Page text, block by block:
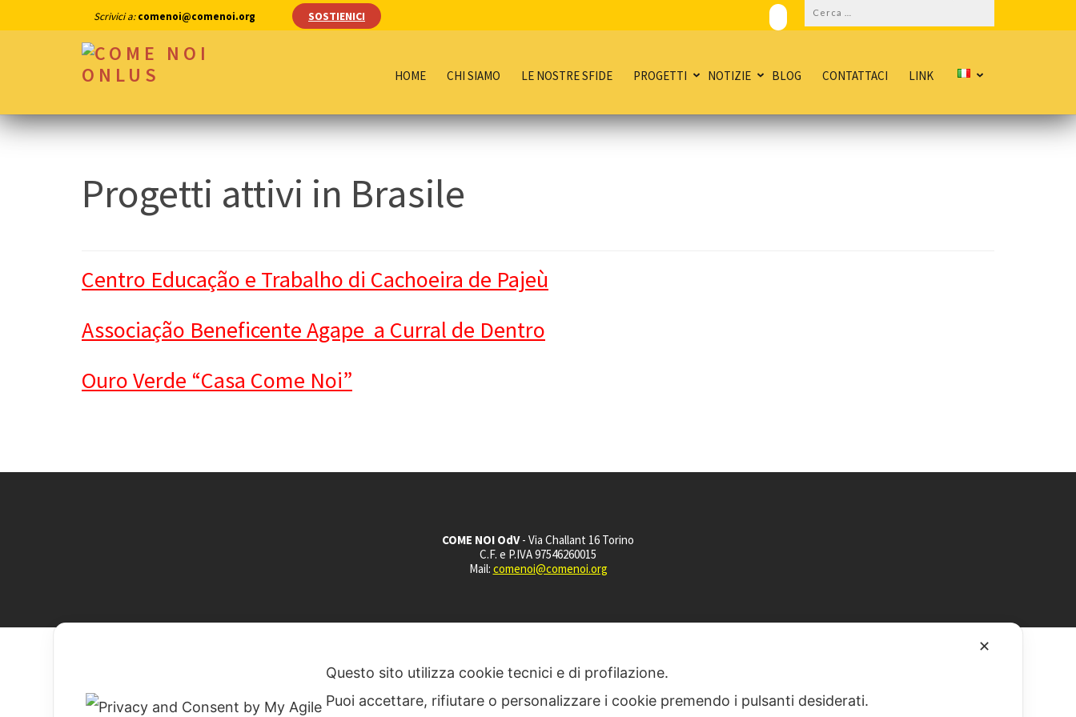
to
Scrivici a:comenoi@comenoi.org SOSTIENICI
Ricerca
per:
HOME CHI SIAMO LE NOSTRE SFIDE PROGETTI NOTIZIE BLOG CONTATTACI LINK
Progetti attivi in Brasile
Centro Educação e Trabalho di Cachoeira de Pajeù
Associação Beneficente Agape a Curral de Dentro
Ouro Verde “Casa Come Noi”
COME NOI OdV- Via Challant 16 Torino
C.F. e P.IVA 97546260015
Mail: comenoi@comenoi.org
✕
Questo sito utilizza cookie tecnici e di profilazione.
Puoi accettare, rifiutare o personalizzare i cookie premendo i pulsanti desiderati.